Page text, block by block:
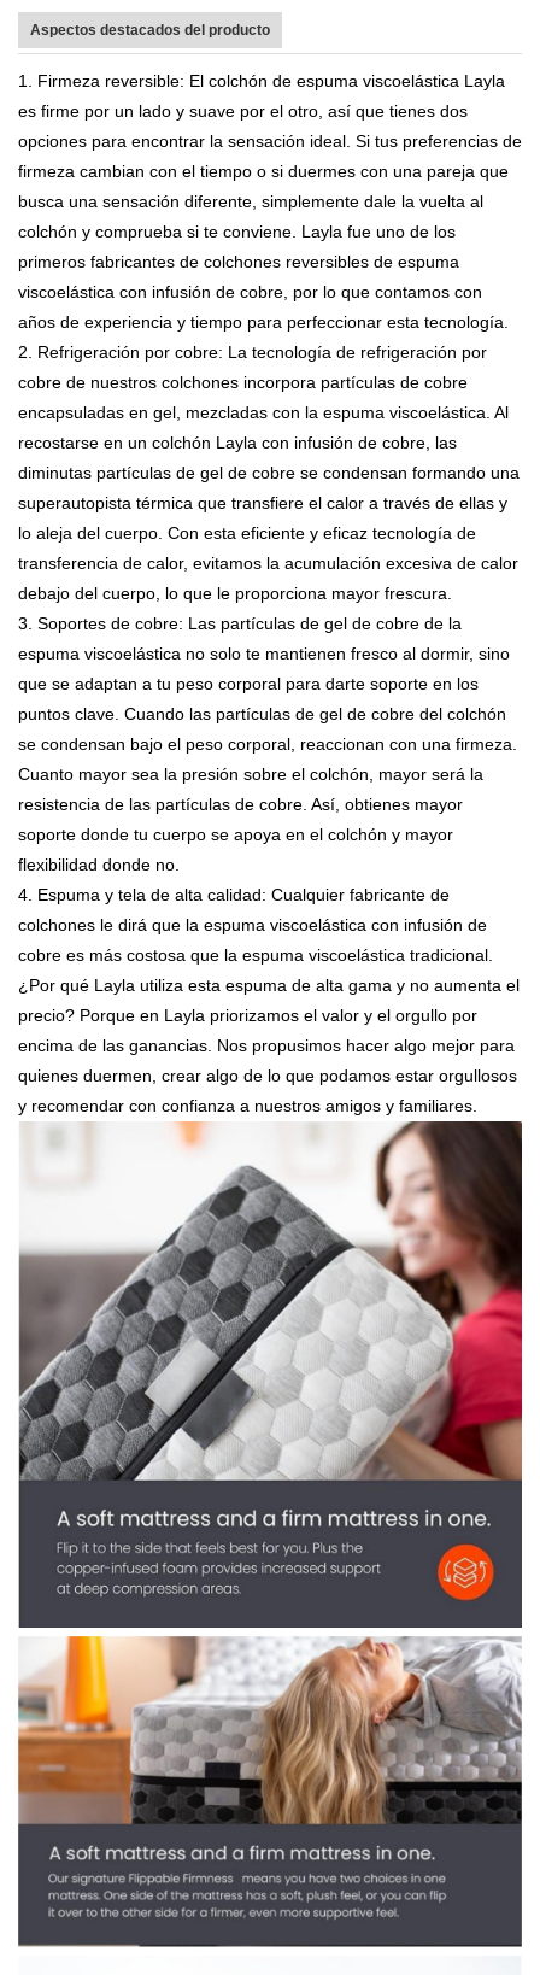
Aspectos destacados del producto
1. Firmeza reversible: El colchón de espuma viscoelástica Layla
es firme por un lado y suave por el otro, así que tienes dos
opciones para encontrar la sensación ideal. Si tus preferencias de
firmeza cambian con el tiempo o si duermes con una pareja que
busca una sensación diferente, simplemente dale la vuelta al
colchón y comprueba si te conviene. Layla fue uno de los
primeros fabricantes de colchones reversibles de espuma
viscoelástica con infusión de cobre, por lo que contamos con
años de experiencia y tiempo para perfeccionar esta tecnología.
2. Refrigeración por cobre: ​​La tecnología de refrigeración por
cobre de nuestros colchones incorpora partículas de cobre
encapsuladas en gel, mezcladas con la espuma viscoelástica. Al
recostarse en un colchón Layla con infusión de cobre, las
diminutas partículas de gel de cobre se condensan formando una
superautopista térmica que transfiere el calor a través de ellas y
lo aleja del cuerpo. Con esta eficiente y eficaz tecnología de
transferencia de calor, evitamos la acumulación excesiva de calor
debajo del cuerpo, lo que le proporciona mayor frescura.
3. Soportes de cobre: ​​Las partículas de gel de cobre de la
espuma viscoelástica no solo te mantienen fresco al dormir, sino
que se adaptan a tu peso corporal para darte soporte en los
puntos clave. Cuando las partículas de gel de cobre del colchón
se condensan bajo el peso corporal, reaccionan con una firmeza.
Cuanto mayor sea la presión sobre el colchón, mayor será la
resistencia de las partículas de cobre. Así, obtienes mayor
soporte donde tu cuerpo se apoya en el colchón y mayor
flexibilidad donde no.
4. Espuma y tela de alta calidad: Cualquier fabricante de
colchones le dirá que la espuma viscoelástica con infusión de
cobre es más costosa que la espuma viscoelástica tradicional.
¿Por qué Layla utiliza esta espuma de alta gama y no aumenta el
precio? Porque en Layla priorizamos el valor y el orgullo por
encima de las ganancias. Nos propusimos hacer algo mejor para
quienes duermen, crear algo de lo que podamos estar orgullosos
y recomendar con confianza a nuestros amigos y familiares.